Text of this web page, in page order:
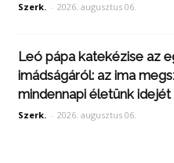
Szerk. - 2026. augusztus 06.
Leó pápa katekézise az
imádságáról: az ima
mindennapi életünk idejét
Szerk. - 2026. augusztus 06.